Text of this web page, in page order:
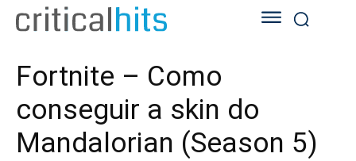
Fortnite – Como
conseguir a skin do
Mandalorian (Season 5)